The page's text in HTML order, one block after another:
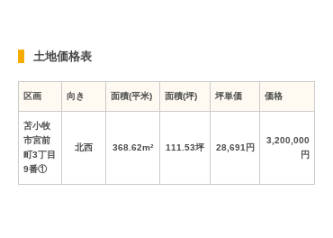
土地価格表
区画 向き 面積(平米) 面積(坪) 坪単価 価格
苫小牧
市宮前
町3丁目
9番①
北西 368.62m² 111.53坪 28,691円
3,200,000
円